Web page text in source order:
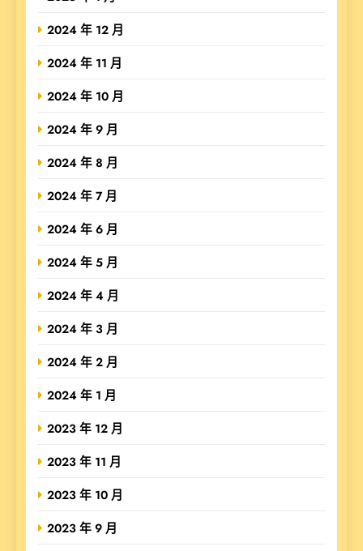
2024 年 12 月
2024 年 11 月
2024 年 10 月
2024 年 9 月
2024 年 8 月
2024 年 7 月
2024 年 6 月
2024 年 5 月
2024 年 4 月
2024 年 3 月
2024 年 2 月
2024 年 1 月
2023 年 12 月
2023 年 11 月
2023 年 10 月
2023 年 9 月